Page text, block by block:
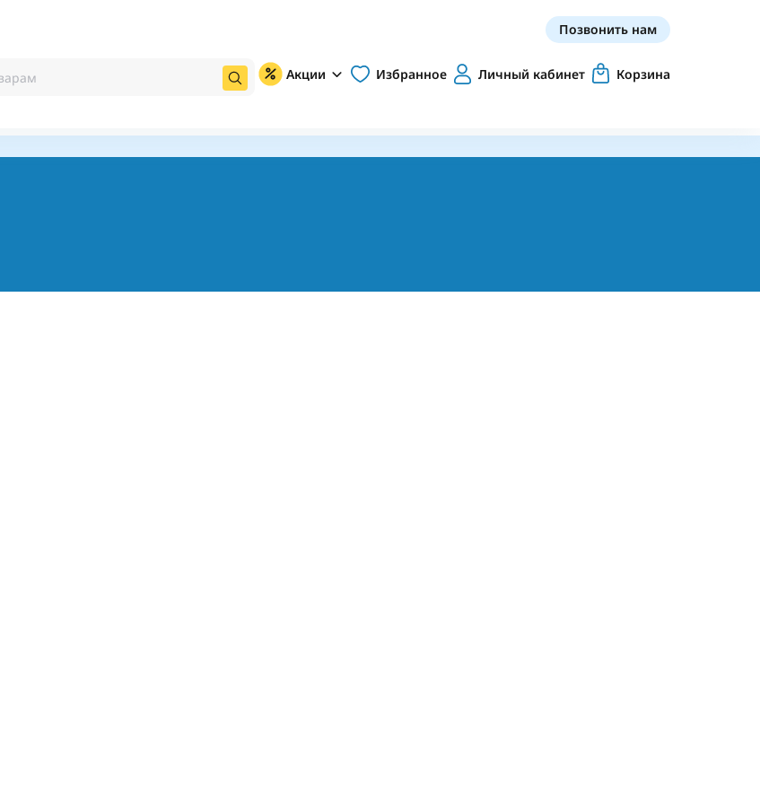
Позвонить нам
Акции Избранное Личный кабинет Корзина